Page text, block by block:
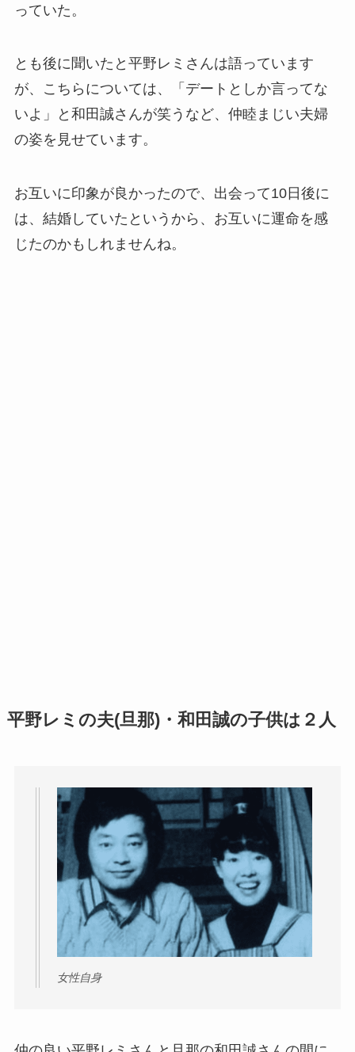
っていた。
とも後に聞いたと平野レミさんは語っています
が、こちらについては、「デートとしか言ってな
いよ」と和田誠さんが笑うなど、仲睦まじい夫婦
の姿を見せています。
お互いに印象が良かったので、出会って10日後に
は、結婚していたというから、お互いに運命を感
じたのかもしれませんね。
平野レミの夫(旦那)・和田誠の子供は２人
女性自身